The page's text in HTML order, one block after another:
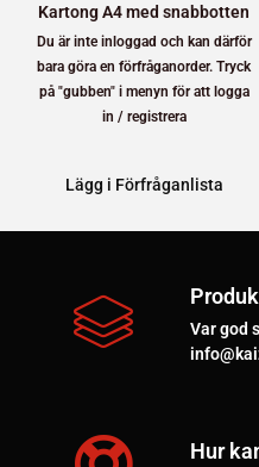
Kartong A4 med snabbotten
Du är inte inloggad och kan därför
bara göra en förfråganorder. Tryck
på "gubben" i menyn för att logga
in / registrera
Lägg i Förfråganlista
Var god
Hur